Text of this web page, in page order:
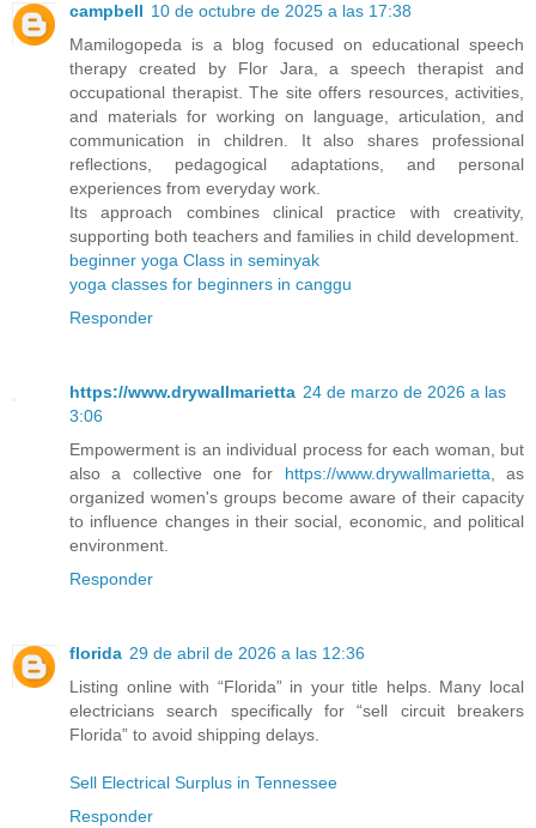
campbell 10 de octubre de 2025 a las 17:38
Mamilogopeda is a blog focused on educational speech
therapy created by Flor Jara, a speech therapist and
occupational therapist. The site offers resources, activities,
and materials for working on language, articulation, and
communication in children. It also shares professional
reflections, pedagogical adaptations, and personal
experiences from everyday work.
Its approach combines clinical practice with creativity,
supporting both teachers and families in child development.
beginner yoga Class in seminyak
yoga classes for beginners in canggu
Responder
https://www.drywallmarietta 24 de marzo de 2026 a las
3:06
Empowerment is an individual process for each woman, but
also a collective one for https://www.drywallmarietta , as
organized women's groups become aware of their capacity
to influence changes in their social, economic, and political
environment.
Responder
florida 29 de abril de 2026 a las 12:36
Listing online with “Florida” in your title helps. Many local
electricians search specifically for “sell circuit breakers
Florida” to avoid shipping delays.
Sell Electrical Surplus in Tennessee
Responder